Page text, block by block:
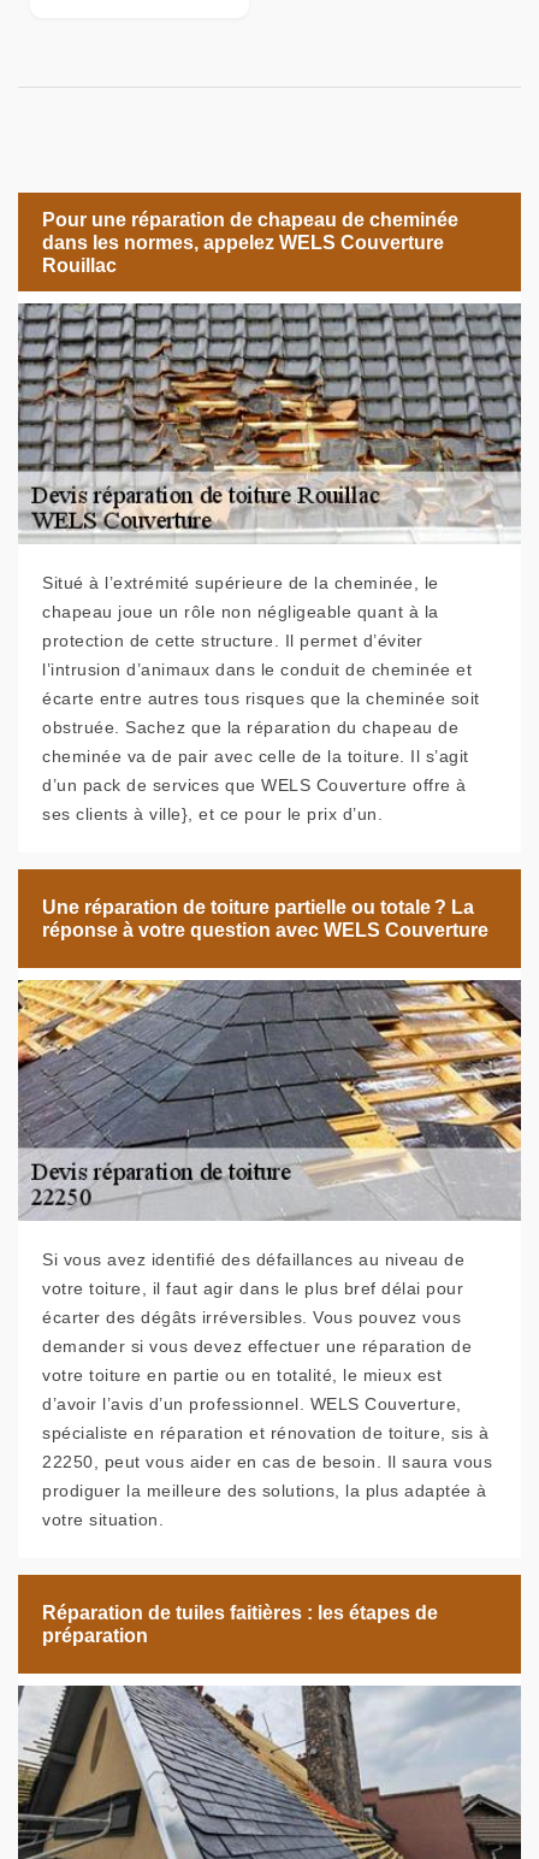
Pour une réparation de chapeau de cheminée
dans les normes, appelez WELS Couverture
Rouillac
Situé à l’extrémité supérieure de la cheminée, le
chapeau joue un rôle non négligeable quant à la
protection de cette structure. Il permet d’éviter
l’intrusion d’animaux dans le conduit de cheminée et
écarte entre autres tous risques que la cheminée soit
obstruée. Sachez que la réparation du chapeau de
cheminée va de pair avec celle de la toiture. Il s’agit
d’un pack de services que WELS Couverture offre à
ses clients à ville}, et ce pour le prix d’un.
Une réparation de toiture partielle ou totale ? La
réponse à votre question avec WELS Couverture
Si vous avez identifié des défaillances au niveau de
votre toiture, il faut agir dans le plus bref délai pour
écarter des dégâts irréversibles. Vous pouvez vous
demander si vous devez effectuer une réparation de
votre toiture en partie ou en totalité, le mieux est
d’avoir l’avis d’un professionnel. WELS Couverture,
spécialiste en réparation et rénovation de toiture, sis à
22250, peut vous aider en cas de besoin. Il saura vous
prodiguer la meilleure des solutions, la plus adaptée à
votre situation.
Réparation de tuiles faitières : les étapes de
préparation